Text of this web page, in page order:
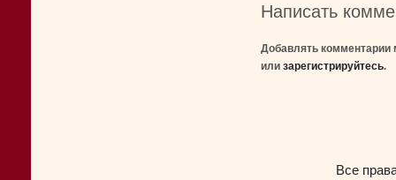
Написать
Добавлять комментарии
или зарегистрируйтесь.
Все